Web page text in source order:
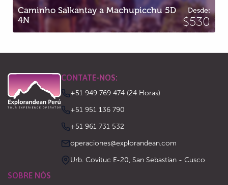
Caminho Salkantay a Machupicchu 5D
4N
Desde:
$530
CONTATE-NOS:
+51 949 769 474 (24 Horas)
‪+51 951 136 790‬
‪+51 961 731 532‬
operaciones@explorandean.com
Urb. Covituc E-20, San Sebastian - Cusco
SOBRE NÓS